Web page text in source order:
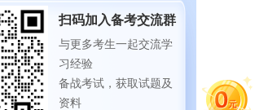
扫码加入备考交流群
与更多考生一起交流学
习经验
备战考试，获取试题及
资料